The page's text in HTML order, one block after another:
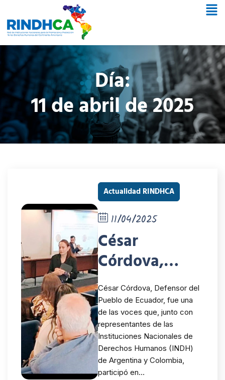
Día:
11 de abril de 2025
Actualidad RINDHCA
11/04/2025
César
Córdova,
Defensor del
Pueblo de
Ecuador,
junto a
representante
César Córdova, Defensor del
Pueblo de Ecuador, fue una
de las voces que, junto con
representantes de las
Instituciones Nacionales de
Derechos Humanos (INDH)
de Argentina y Colombia,
participó en…